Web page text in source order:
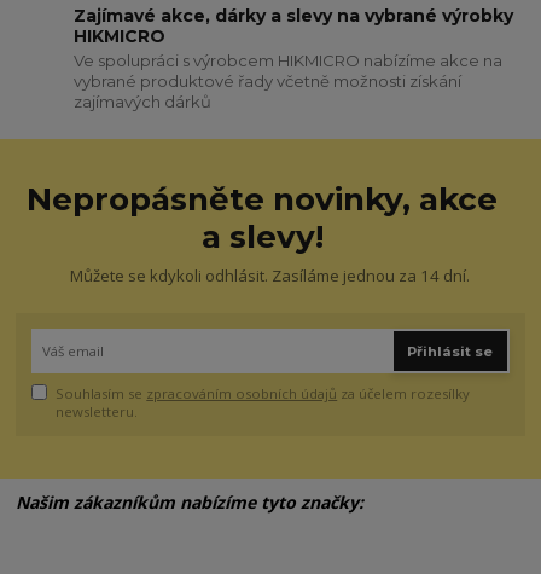
Zajímavé akce, dárky a slevy na vybrané výrobky
HIKMICRO
Ve spolupráci s výrobcem HIKMICRO nabízíme akce na
vybrané produktové řady včetně možnosti získání
zajímavých dárků
Nepropásněte novinky, akce
a slevy!
Můžete se kdykoli odhlásit. Zasíláme jednou za 14 dní.
Přihlásit se
Souhlasím se zpracováním osobních údajů za účelem rozesílky
newsletteru.
Našim zákazníkům nabízíme tyto značky: